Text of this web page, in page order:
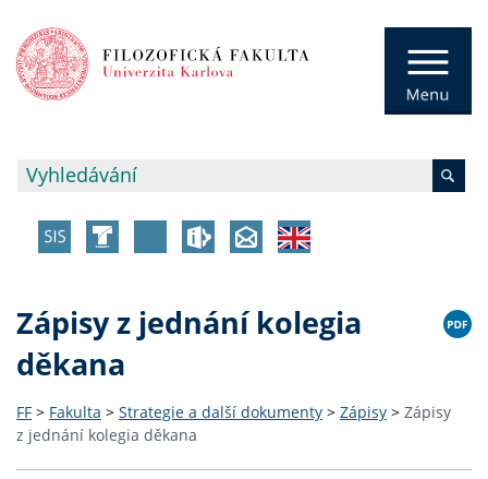
Zápisy z jednání kolegia
děkana
FF > Fakulta > Strategie a další dokumenty > Zápisy > Zápisy
z jednání kolegia děkana